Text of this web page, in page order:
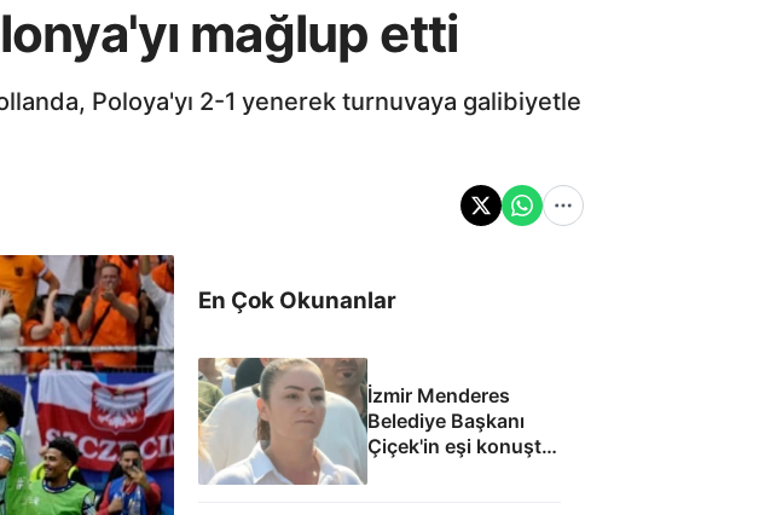
mağlup etti
Poloya'yı 2-1 yenerek turnuvaya galibiyetle
En Çok Okunanlar
İzmir Menderes
Belediye Başkanı
Çiçek'in eşi konuştu: